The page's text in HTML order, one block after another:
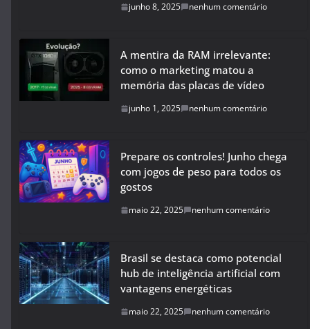
junho 8, 2025 nenhum comentário
A mentira da RAM irrelevante:
como o marketing matou a
memória das placas de vídeo
junho 1, 2025 nenhum comentário
Prepare os controles! Junho chega
com jogos de peso para todos os
gostos
maio 22, 2025 nenhum comentário
Brasil se destaca como potencial
hub de inteligência artificial com
vantagens energéticas
maio 22, 2025 nenhum comentário